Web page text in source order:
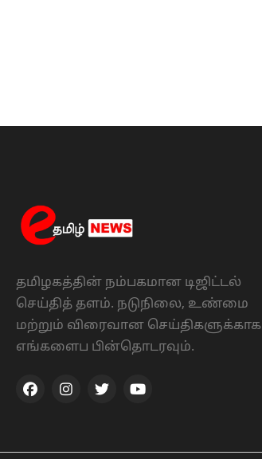
தமிழகத்தின் நம்பகமான டிஜிட்டல்
செய்தித் தளம். நடுநிலை, உண்மை
மற்றும் விரைவான செய்திகளுக்காக
எங்களைப பின்தொடரவும்.